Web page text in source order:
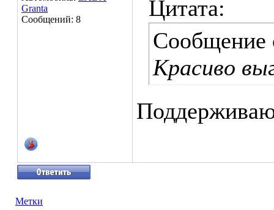
Granta
Сообщений: 8
Цитата:
Сообщение
Красиво
Метки